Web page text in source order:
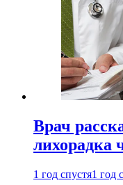
Врач
лихорадка
1 год спустя1 год